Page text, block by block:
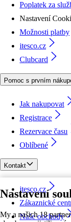
Nastavení
My a našich 18
Poplatek za
Nastavení
Možnosti platby
itesco.cz
Clubcard
Pomoc s prvním
Jak nakupovat
Registrace
Rezervace času
Oblíbené
Kontakt
itesco.cz
Zákaznické
Naše obchody